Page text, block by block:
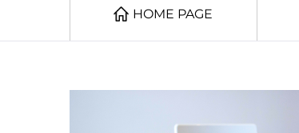
HOME PAGE